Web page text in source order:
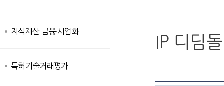
지식재산 금융·사업화
특허기술거래평가
IP 디딤돌